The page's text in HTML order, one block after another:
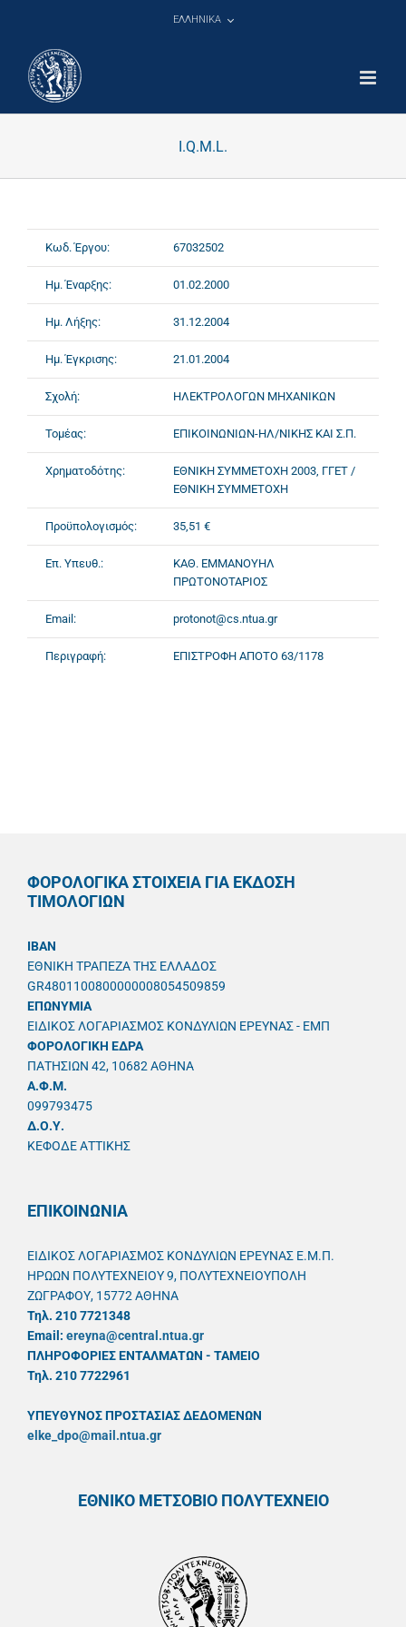
ΕΛΛΗΝΙΚΑ
I.Q.M.L.
Κωδ. Έργου: 67032502
Ημ. Έναρξης: 01.02.2000
Ημ. Λήξης: 31.12.2004
Ημ. Έγκρισης: 21.01.2004
Σχολή: ΗΛΕΚΤΡΟΛΟΓΩΝ ΜΗΧΑΝΙΚΩΝ
Τομέας: ΕΠΙΚΟΙΝΩΝΙΩΝ-ΗΛ/ΝΙΚΗΣ ΚΑΙ Σ.Π.
Χρηματοδότης:
ΕΘΝΙΚΗ ΣΥΜΜΕΤΟΧΗ 2003, ΓΓΕΤ /
ΕΘΝΙΚΗ ΣΥΜΜΕΤΟΧΗ
Προϋπολογισμός: 35,51 €
Επ. Υπευθ.:
ΚΑΘ. ΕΜΜΑΝΟΥΗΛ
ΠΡΩΤΟΝΟΤΑΡΙΟΣ
Email: protonot@cs.ntua.gr
Περιγραφή: ΕΠΙΣΤΡΟΦΗ ΑΠΟΤΟ 63/1178
ΦΟΡΟΛΟΓΙΚΑ ΣΤΟΙΧΕΙΑ ΓΙΑ ΕΚΔΟΣΗ
ΤΙΜΟΛΟΓΙΩΝ
IBAN
ΕΘΝΙΚΗ ΤΡΑΠΕΖΑ ΤΗΣ ΕΛΛΑΔΟΣ
GR4801100800000008054509859
ΕΠΩΝΥΜΙΑ
ΕΙΔΙΚΟΣ ΛΟΓΑΡΙΑΣΜΟΣ ΚΟΝΔΥΛΙΩΝ ΕΡΕΥΝΑΣ - ΕΜΠ
ΦΟΡΟΛΟΓΙΚΗ ΕΔΡΑ
ΠΑΤΗΣΙΩΝ 42, 10682 ΑΘΗΝΑ
A.Φ.Μ.
099793475
Δ.Ο.Υ.
ΚΕΦΟΔΕ ΑΤΤΙΚΗΣ
ΕΠΙΚΟΙΝΩΝΙΑ
ΕΙΔΙΚΟΣ ΛΟΓΑΡΙΑΣΜΟΣ ΚΟΝΔΥΛΙΩΝ ΕΡΕΥΝΑΣ Ε.Μ.Π.
ΗΡΩΩΝ ΠΟΛΥΤΕΧΝΕΙΟΥ 9, ΠΟΛΥΤΕΧΝΕΙΟΥΠΟΛΗ
ΖΩΓΡΑΦΟΥ, 15772 ΑΘΗΝΑ
Τηλ. 210 7721348
Email: ereyna@central.ntua.gr
ΠΛΗΡΟΦΟΡΙΕΣ ΕΝΤΑΛΜΑΤΩΝ - ΤΑΜΕΙΟ
Τηλ. 210 7722961
ΥΠΕΥΘYΝΟΣ ΠΡΟΣΤΑΣΙΑΣ ΔΕΔΟΜΕΝΩΝ
elke_dpo@mail.ntua.gr
ΕΘΝΙΚΟ ΜΕΤΣΟΒΙΟ ΠΟΛΥΤΕΧΝΕΙΟ